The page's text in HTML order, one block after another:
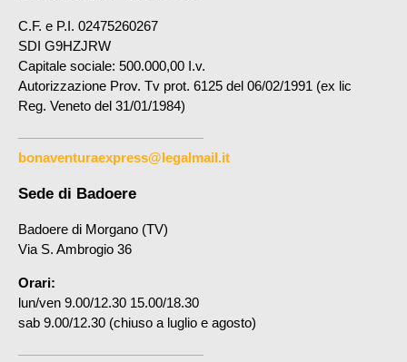
C.F. e P.I. 02475260267
SDI G9HZJRW
Capitale sociale: 500.000,00 I.v.
Autorizzazione Prov. Tv prot. 6125 del 06/02/1991 (ex lic
Reg. Veneto del 31/01/1984)
bonaventuraexpress@legalmail.it
Sede di Badoere
Badoere di Morgano (TV)
Via S. Ambrogio 36
Orari:
lun/ven 9.00/12.30 15.00/18.30
sab 9.00/12.30 (chiuso a luglio e agosto)